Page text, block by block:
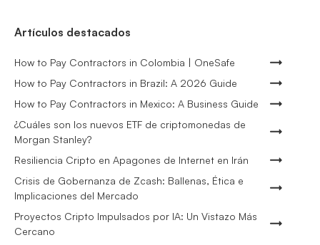
Artículos destacados
How to Pay Contractors in Colombia | OneSafe
How to Pay Contractors in Brazil: A 2026 Guide
How to Pay Contractors in Mexico: A Business Guide
¿Cuáles son los nuevos ETF de criptomonedas de
Morgan Stanley?
Resiliencia Cripto en Apagones de Internet en Irán
Crisis de Gobernanza de Zcash: Ballenas, Ética e
Implicaciones del Mercado
Proyectos Cripto Impulsados por IA: Un Vistazo Más
Cercano